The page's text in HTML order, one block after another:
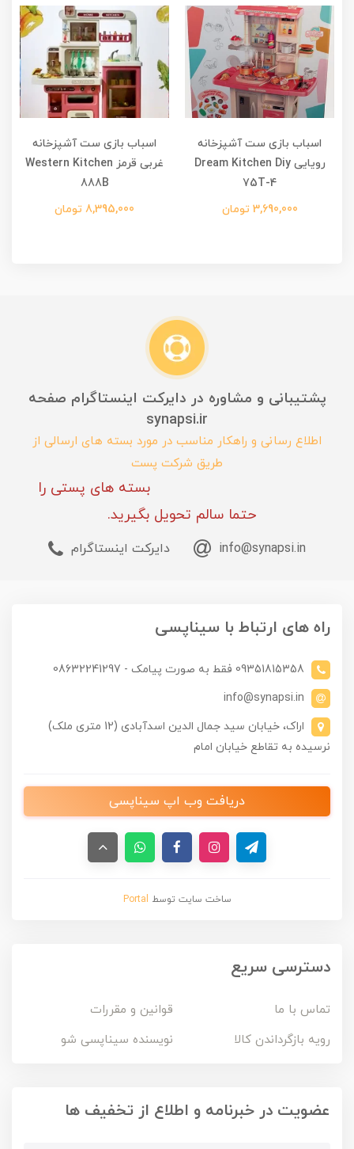
اسباب بازی ست آشپزخانه
رویایی Dream Kitchen Diy
75T-4
3,690,000 تومان
اسباب بازی ست آشپزخانه
غربی قرمز Western Kitchen
888B
8,395,000 تومان
پشتیبانی و مشاوره در دایرکت اینستاگرام صفحه
synapsi.ir
اطلاع رسانی و راهکار مناسب در مورد بسته های ارسالی از
طریق شرکت پست
بسته های پستی را
حتما سالم تحویل بگیرید.
info@synapsi.in دایرکت اینستاگرام
راه های ارتباط با سیناپسی
09351815358 فقط به صورت پیامک - 08632241297
info@synapsi.in
اراک، خیابان سید جمال الدین اسدآبادی (12 متری ملک)
نرسیده به تقاطع خیابان امام
دریافت وب اپ سیناپسی
ساخت سایت توسط Portal
دسترسی سریع
تماس با ما
قوانین و مقررات
رویه بازگرداندن کالا
نویسنده سیناپسی شو
عضویت در خبرنامه و اطلاع از تخفیف ها